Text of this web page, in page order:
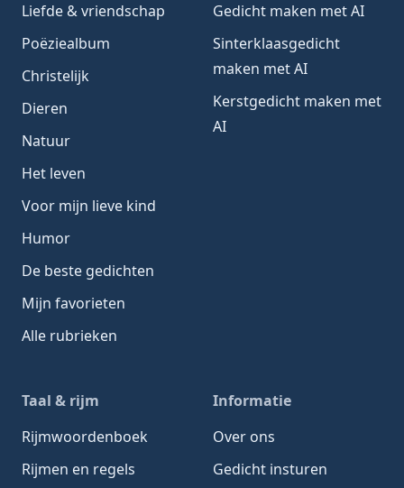
Liefde & vriendschap
Poëziealbum
Christelijk
Dieren
Natuur
Het leven
Voor mijn lieve kind
Humor
De beste gedichten
Mijn favorieten
Alle rubrieken
Gedicht maken met AI
Sinterklaasgedicht
maken met AI
Kerstgedicht maken met
AI
Taal & rijm
Rijmwoordenboek
Rijmen en regels
Informatie
Over ons
Gedicht insturen